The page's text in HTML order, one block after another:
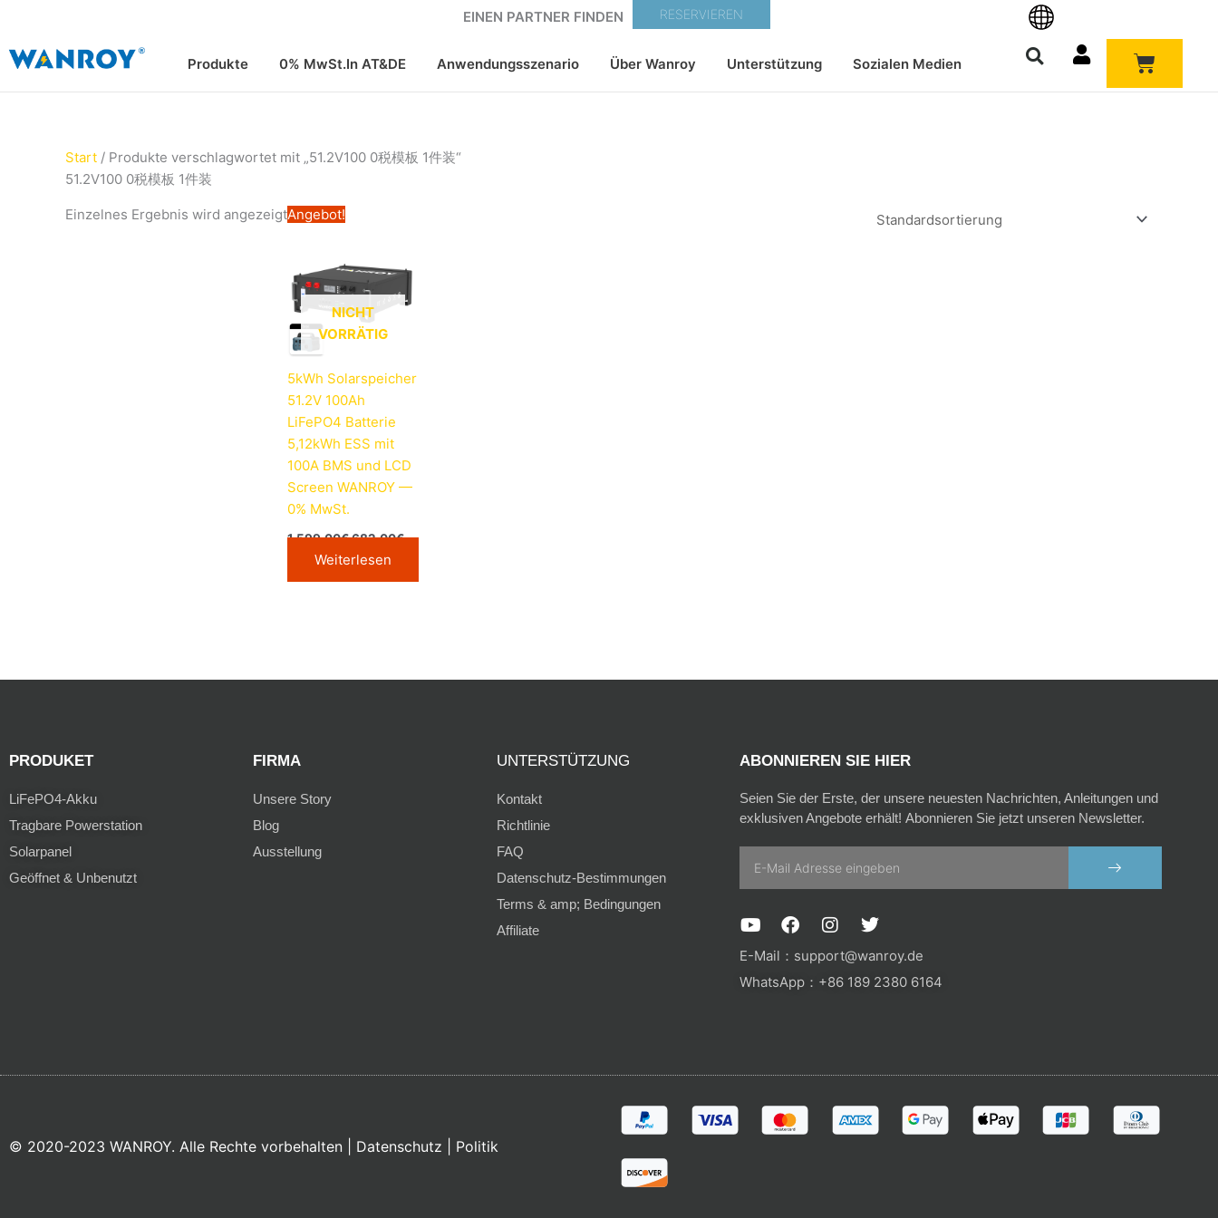
springen
EINEN PARTNER FINDEN RESERVIEREN
Produkte 0% MwSt.In AT&DE Anwendungsszenario Über Wanroy Unterstützung Sozialen Medien
Start / Produkte verschlagwortet mit „51.2V100 0税模板 1件装“
51.2V100 0税模板 1件装
Einzelnes Ergebnis wird angezeigtAngebot!
NICHT
VORRÄTIG
5kWh Solarspeicher
51.2V 100Ah
LiFePO4 Batterie
5,12kWh ESS mit
100A BMS und LCD
Screen WANROY —
0% MwSt.
1.599,00€682,00€
Weiterlesen
PRODUKET
LiFePO4-Akku
Tragbare Powerstation
Solarpanel
Geöffnet & Unbenutzt
FIRMA
Unsere Story
Blog
Ausstellung
UNTERSTÜTZUNG
Kontakt
Richtlinie
FAQ
Datenschutz-Bestimmungen
Terms & amp; Bedingungen
Affiliate
ABONNIEREN SIE HIER
Seien Sie der Erste, der unsere neuesten Nachrichten, Anleitungen und
exklusiven Angebote erhält! Abonnieren Sie jetzt unseren Newsletter.
SENDEN
Y
o
u
u
F
a
c
b
I
n
s
a
T
w
i
t
E-Mail： support@wanroy.de
WhatsApp：+86 189 2380 6164
© 2020-2023 WANROY. Alle Rechte vorbehalten | Datenschutz Politik